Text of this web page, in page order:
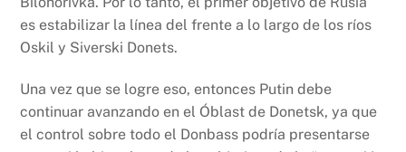
es estabilizar la línea del frente a lo largo de los ríos
Oskil y Siverski Donets.
Una vez que se logre eso, entonces Putin debe
continuar avanzando en el Óblast de Donetsk, ya que
el control sobre todo el Donbass podría presentarse